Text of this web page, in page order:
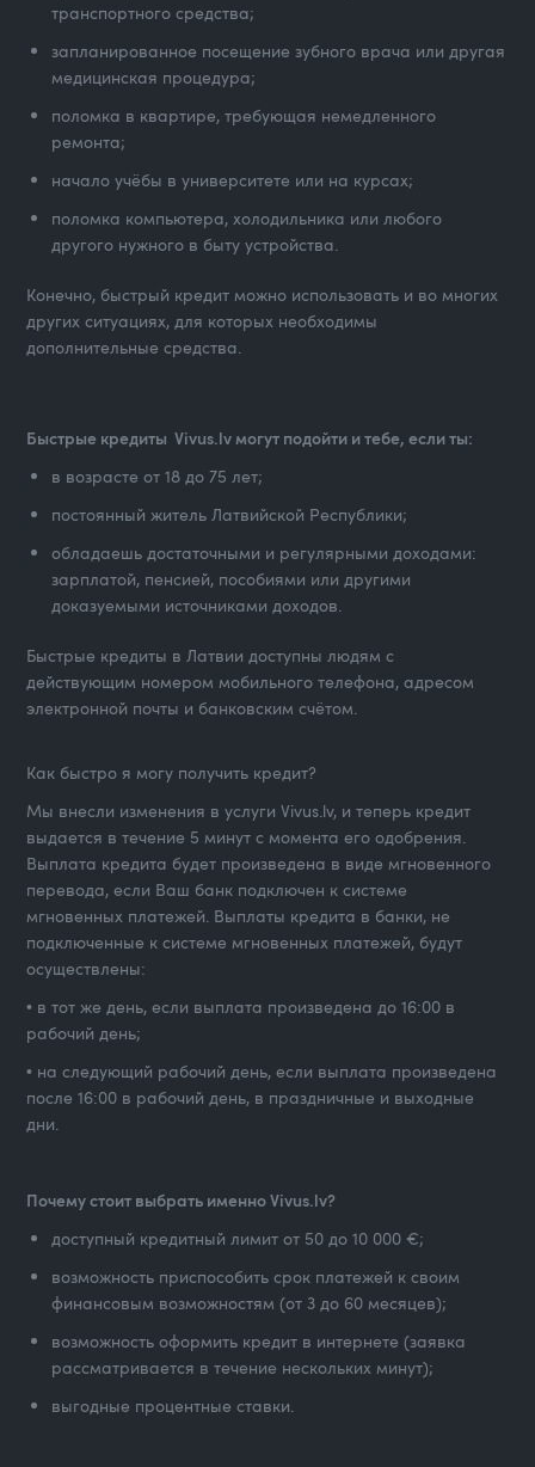
транспортного средства;
запланированное посещение зубного врача или другая
медицинская процедура;
поломка в квартире, требующая немедленного
ремонта;
начало учёбы в университете или на курсах;
поломка компьютера, холодильника или любого
другого нужного в быту устройства.
Конечно, быстрый кредит можно использовать и во многих
других ситуациях, для которых необходимы
дополнительные средства.
Быстрые кредиты Vivus.lv могут подойти и тебе, если ты:
в возрасте от 18 до 75 лет;
постоянный житель Латвийской Республики;
обладаешь достаточными и регулярными доходами:
зарплатой, пенсией, пособиями или другими
доказуемыми источниками доходов.
Быстрые кредиты в Латвии доступны людям с
действующим номером мобильного телефона, адресом
электронной почты и банковским счётом.
Как быстро я могу получить кредит?
Мы внесли изменения в услуги Vivus.lv, и теперь кредит
выдается в течение 5 минут с момента его одобрения.
Выплата кредита будет произведена в виде мгновенного
перевода, если Ваш банк подключен к системе
мгновенных платежей. Выплаты кредита в банки, не
подключенные к системе мгновенных платежей, будут
осуществлены:
• в тот же день, если выплата произведена до 16:00 в
рабочий день;
• на следующий рабочий день, если выплата произведена
после 16:00 в рабочий день, в праздничные и выходные
дни.
Почему стоит выбрать именно Vivus.lv?
доступный кредитный лимит от 50 до 10 000 €;
возможность приспособить срок платежей к своим
финансовым возможностям (от 3 до 60 месяцев);
возможность оформить кредит в интернете (заявка
рассматривается в течение нескольких минут);
выгодные процентные ставки.